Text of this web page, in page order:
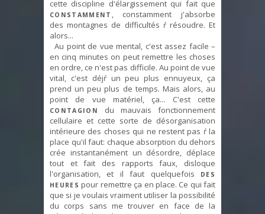
cette discipline d'élargissement qui fait que
CONSTAMMENT , constamment j'absorbe
des montagnes de difficultés ŕ résoudre. Et
alors...
Au point de vue mental, c'est assez facile –
en cinq minutes on peut remettre les choses
en ordre, ce n'est pas difficile. Au point de vue
vital, c'est déjŕ un peu plus ennuyeux, ça
prend un peu plus de temps. Mais alors, au
point de vue matériel, ça... C'est cette
CONTAGION
du mauvais fonctionnement
cellulaire et cette sorte de désorganisation
intérieure des choses qui ne restent pas ŕ la
place qu'il faut: chaque absorption du dehors
crée instantanément un désordre, déplace
tout et fait des rapports faux, disloque
l'organisation, et il faut quelquefois
DES
HEURES pour remettre ça en place. Ce qui fait
que si je voulais vraiment utiliser la possibilité
du corps sans me trouver en face de la